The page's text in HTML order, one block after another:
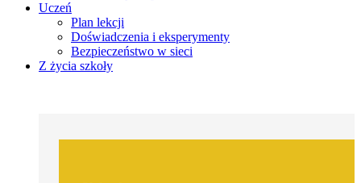
Uczeń
Plan lekcji
Doświadczenia i eksperymenty
Bezpieczeństwo w sieci
Z życia szkoły